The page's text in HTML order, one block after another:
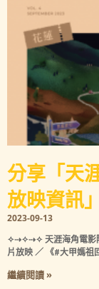
分享「天
放映資訊」
2023-09-13
✧⇢✧⇢✧ 天涯海角電影
片放映 ／ 《#大甲媽祖
繼續閱讀 »